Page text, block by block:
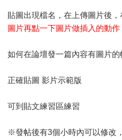
貼圖出現檔名，在上傳圖片後
圖片再點一下圖片做插入的動作
如何在論壇發一篇內容有圖片的
正確貼圖 影片示範版
可到 貼文練習區練習
※發帖後有3個小時內可以修改